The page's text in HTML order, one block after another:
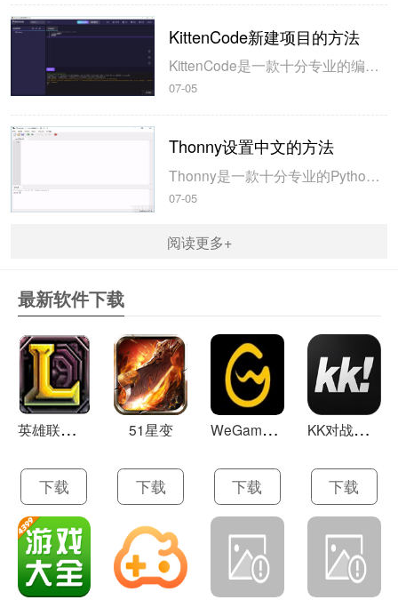
KittenCode新建项目的方法
KittenCode是一款十分专业的编程软件，该软件给用户提供了可视化的操作界面，支持Python语言的编程开发以及第三方库管理，并且提供了很多实用的工具，功能十分强大。我们在使用这款软件进行编程开发的过程中，最基本、最常做的操作就是新建项目，因此我们很有必要掌握新建项目的方法。但是这款软件的专业性...
07-05
Thonny设置中文的方法
Thonny是一款十分专业的Python编辑软件，该软件界面清爽简单，给用户提供了丰富的编程工具，具备代码补全、语法错误显示等功能，非常的适合新手使用。该软件还支持多种语言，所以在下载这款软件的时候，有时候下载到电脑中的软件是英文版本的，这对于英语基础较差的小伙伴来说，使用这款软件就会变得十分困难，...
07-05
阅读更多+
最新软件下载
英
雄联盟LOL 13.21
下载
51星变
下载
W
eGame(腾讯游戏平台TGP) 5.10.19.1000
下载
K
K对战平台 1.0.1
下载